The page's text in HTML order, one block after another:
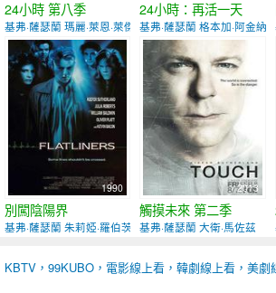
24小時 第八季
基弗·薩瑟蘭 瑪麗·萊恩·萊傑斯庫
24小時：再活一天
基弗·薩瑟蘭 格本加·阿金納
1990
別闖陰陽界
基弗·薩瑟蘭 朱莉婭·羅伯茨
2013
觸摸未來 第二季
基弗·薩瑟蘭 大衛·馬佐茲
KBTV，99KUBO，電影線上看，韓劇線上看，美